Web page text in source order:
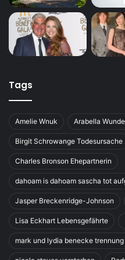
Tags
Amelie Wnuk Arabella
Birgit Schrowange Todesursache
Charles Bronson Ehepartnerin
dahoam is dahoam sascha tot
Jasper Breckenridge-Johnson
Lisa Eckhart Lebensgefährte
mark und lydia benecke trennung